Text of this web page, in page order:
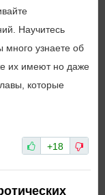
Научитесь
много узнаете об
их имеют но даже
которые
+18